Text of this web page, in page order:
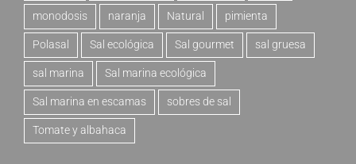
monodosis naranja Natural pimienta
Polasal Sal ecológica Sal gourmet sal gruesa
sal marina Sal marina ecológica
Sal marina en escamas sobres de sal
Tomate y albahaca